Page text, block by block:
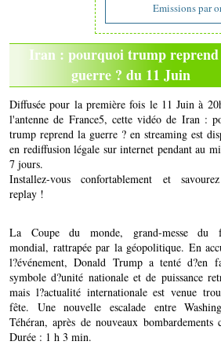
Emissions par
Iran : pourquoi trump
guerre ? du 11 Juin
Diffusée pour la première fois le 11 Juin à
l'antenne de France5, cette vidéo de Iran :
trump reprend la guerre ? en streaming est
en rediffusion légale sur internet pendant au
7 jours.
Installez-vous confortablement et
replay !
La Coupe du monde, grand-messe du
mondial, rattrapée par la géopolitique. En
l?événement, Donald Trump a tenté d?en
symbole d?unité nationale et de puissance
mais l?actualité internationale est venue
fête. Une nouvelle escalade entre
Téhéran, après de nouveaux bombardements
Durée : 1 h 3 min.